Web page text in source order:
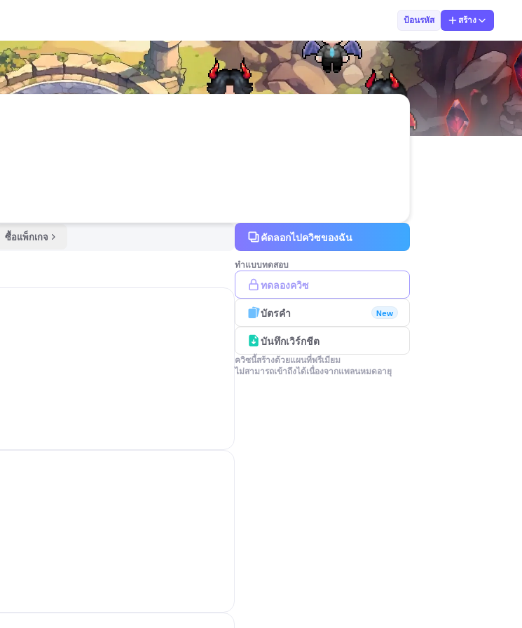
ป้อนรหัส สร้าง
ซื้อแพ็กเกจ คัดลอกไปควิซของฉัน
ทำแบบทดสอบ
ทดลองควิซ
บัตรคำ New
บันทึกเวิร์กชีต
ควิซนี้สร้างด้วยแผนที่พรีเมียม
ไม่สามารถเข้าถึงได้เนื่องจากแพลนหมดอายุ